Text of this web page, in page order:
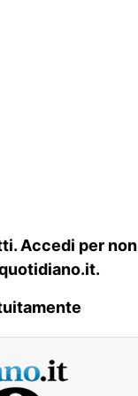
Accedi per non